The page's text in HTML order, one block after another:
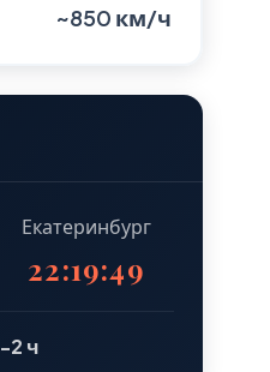
~850 км/ч
Екатеринбург
22:19:51
-2 ч